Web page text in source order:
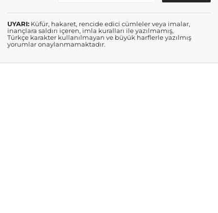
UYARI: Küfür, hakaret, rencide edici cümleler veya imalar,
inançlara saldırı içeren, imla kuralları ile yazılmamış,
Türkçe karakter kullanılmayan ve büyük harflerle yazılmış
yorumlar onaylanmamaktadır.